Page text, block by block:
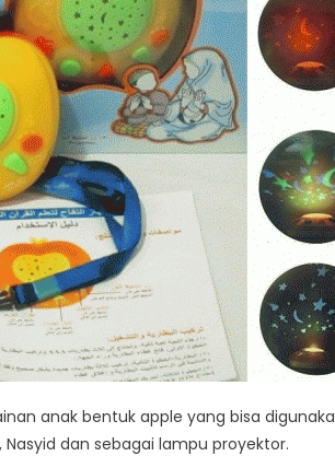
anak bentuk apple yang bisa
dan sebagai lampu proyektor.